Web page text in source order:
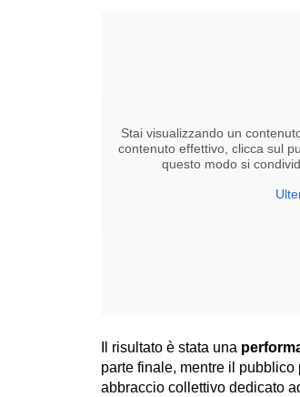
Stai visualizzando un
contenuto effettivo, clicca sul
questo modo si
Il risultato è stata una
parte finale, mentre il
abbraccio collettivo dedicato